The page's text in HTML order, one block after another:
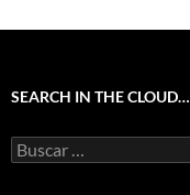
SEARCH IN THE CLOUD…
Buscar: